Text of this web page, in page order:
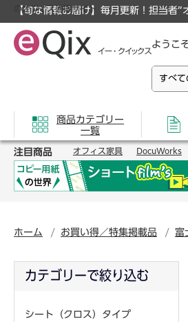
【旬な情報お届け】毎月更新！担当者
のオフィス通販サイト
ようこそ
商品カテゴリー
一覧
注目商品 オフィス家具 DocuWorks
ホーム お買い得／特集掲載品 富
カテゴリーで絞り込む
シート（クロス）タイプ